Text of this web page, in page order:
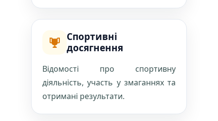
Спортивні
досягнення
Відомості про спортивну
діяльність, участь у змаганнях та
отримані результати.